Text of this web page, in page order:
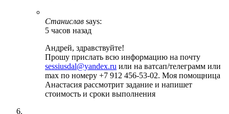
Станислав says:
5 часов назад
Андрей, здравствуйте!
Прошу прислать всю информацию на почту
sessiusdal@yandex.ru или на ватсап/телеграмм или
max по номеру +7 912 456-53-02. Моя помощница
Анастасия рассмотрит задание и напишет
стоимость и сроки выполнения